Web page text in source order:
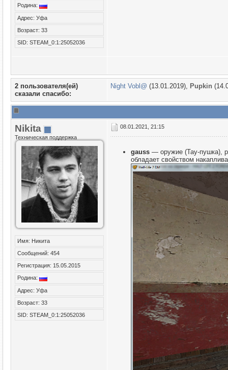
Родина:
Адрес: Уфа
Возраст: 33
SID: STEAM_0:1:25052036
2 пользователя(ей)
сказали cпасибо:
Night Vobl@ (13.01.2019), Puрkin
Nikita
Техническая поддержка
Имя: Никита
Сообщений: 454
Регистрация: 15.05.2015
Родина:
Адрес: Уфа
Возраст: 33
SID: STEAM_0:1:25052036
08.01.2021, 21:15
gauss — оружие (Тау-пушка),
обладает свойством